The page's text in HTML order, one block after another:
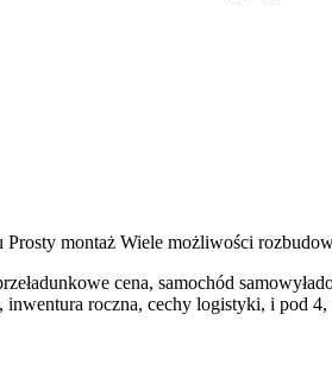
Prosty montaż Wiele możliwości
cena, samochód
roczna, cechy logistyki, i pod 4,